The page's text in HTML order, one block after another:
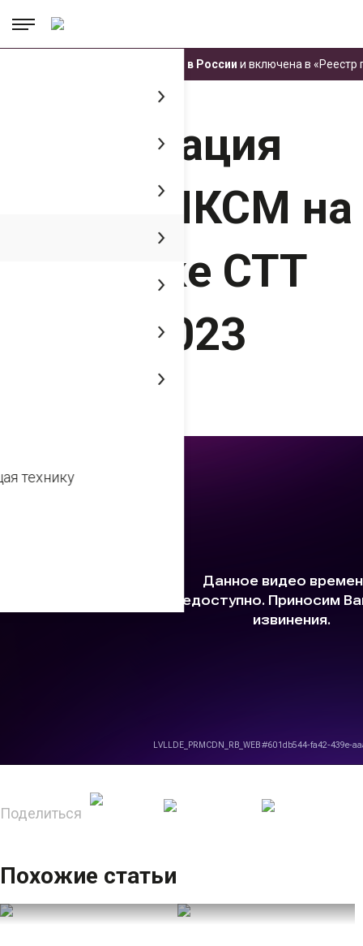
Техника ЧЕТРА производится в России и включена в
технику
Презентация ЧЕТРА МКСМ на
Презентация
ЧЕТРА МКСМ на
выставке СТТ
Экспо 2023
Поделиться
Похожие статьи